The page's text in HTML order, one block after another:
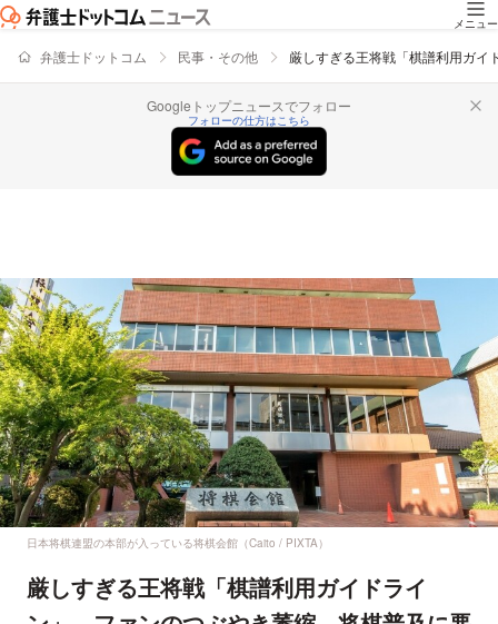
メニュー
弁護士ドットコム 民事・その他 厳しすぎる王将戦「棋譜利用ガイ
Googleトップニュースでフォロー
フォローの仕方はこちら
日本将棋連盟の本部が入っている将棋会館（Caito / PIXTA）
厳しすぎる王将戦「棋譜利用ガイドライ